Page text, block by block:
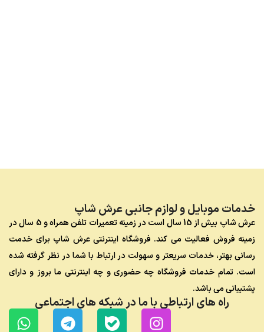
خدمات موبایل و لوازم جانبی عرش شاپ
عرش شاپ بیش از 15 سال است در زمینه تعمیرات تلفن همراه و 5 سال در
زمینه فروش فعالیت می کند. فروشگاه اینترنتی عرش شاپ برای خدمت
رسانی بهتر، خدمات سریعتر و سهولت در ارتباط با شما در نظر گرفته شده
است. تمام خدمات فروشگاه چه حضوری و چه اینترنتی ما بروز و دارای
پشتیبانی می باشد.
راه های ارتباطی با ما در شبکه های اجتماعی